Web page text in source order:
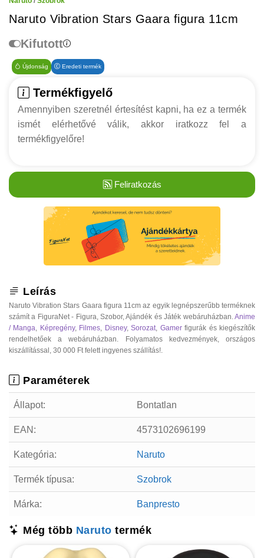
Naruto Vibration Stars Gaara figura 11cm
Kifutott
Újdonság Eredeti termék
Termékfigyelő
Amennyiben szeretnél értesítést kapni, ha ez a termék
ismét elérhetővé válik, akkor iratkozz fel a
termékfigyelőre!
Feliratkozás
Leírás
Naruto Vibration Stars Gaara figura 11cm az egyik legnépszerűbb terméknek
számít a FiguraNet - Figura, Szobor, Ajándék és Játék webáruházban. Anime
/ Manga
Képregény, Filmes Disney,Sorozat Gamerfigurák és kiegészítők
rendelhetőek a webáruházban. Folyamatos kedvezmények, országos
kiszállítással, 30 000 Ft felett ingyenes szállítás!.
Paraméterek
Állapot: Bontatlan
EAN: 4573102696199
Kategória: Naruto
Termék típusa: Szobrok
Márka: Banpresto
Még több Naruto termék